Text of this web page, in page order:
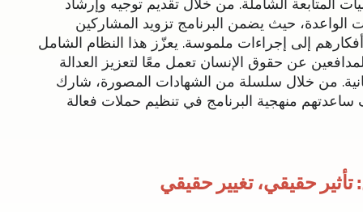
حيث يضمن البرنامج تزويد المشاركين
أفكارهم إلى إجراءات ملموسة. يعزّز هذا النظام الشامل
عن حقوق الإنسان تعمل معًا لتعزيز العدالة
من خلال سلسلة من الشهادات المصورة، شارك
منهجية البرنامج في تنظيم حملات فعالة
حقيقي، تغيير حقيقي